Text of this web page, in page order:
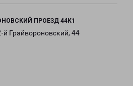
ПРОЕЗД 44К1
й Грайвороновский, 44